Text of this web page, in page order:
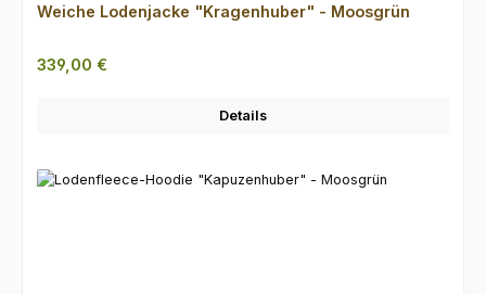
Weiche Lodenjacke "Kragenhuber" - Moosgrün
Regulärer Preis:
339,00 €
Details